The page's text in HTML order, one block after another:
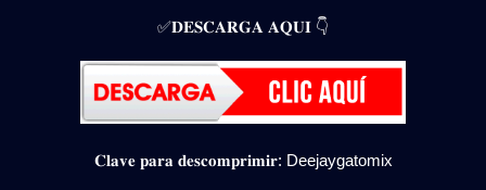
✅𝐃𝐄𝐒𝐂𝐀𝐑𝐆𝐀 𝐀𝐐𝐔𝐈 👇
𝐂𝐥𝐚𝐯𝐞 𝐩𝐚𝐫𝐚 𝐝𝐞𝐬𝐜𝐨𝐦𝐩𝐫𝐢𝐦𝐢𝐫: Deejaygatomix